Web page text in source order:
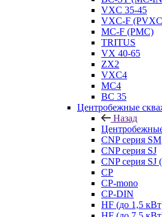
VXC 35-45
VXC-F
MC-F (PMC)
TRITUS
VX 40-65
ZX2
VXC4
MC4
BC 35
Центробежные
Назад
CNP серия SM
CNP серия SJ
CNP серия
CP
CP-mono
CP-DIN
HF (до 1,5